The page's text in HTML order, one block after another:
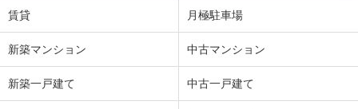
岐阜県岐阜市下土居３
価 格
4.90万円
賃貸 月極駐車場
新築マンション 中古マンション
新築一戸建て 中古一戸建て